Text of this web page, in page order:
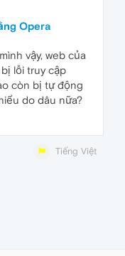
Opera
vậy, web của
lỗi truy cập
còn bị tự động
do dâu nữa?
Tiếng Việt